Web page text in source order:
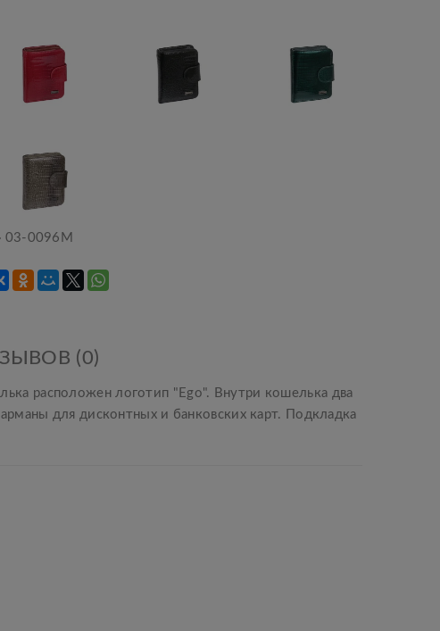
03-0096М
(0)
расположен логотип "Ego". Внутри кошелька два
для дисконтных и банковских карт. Подкладка